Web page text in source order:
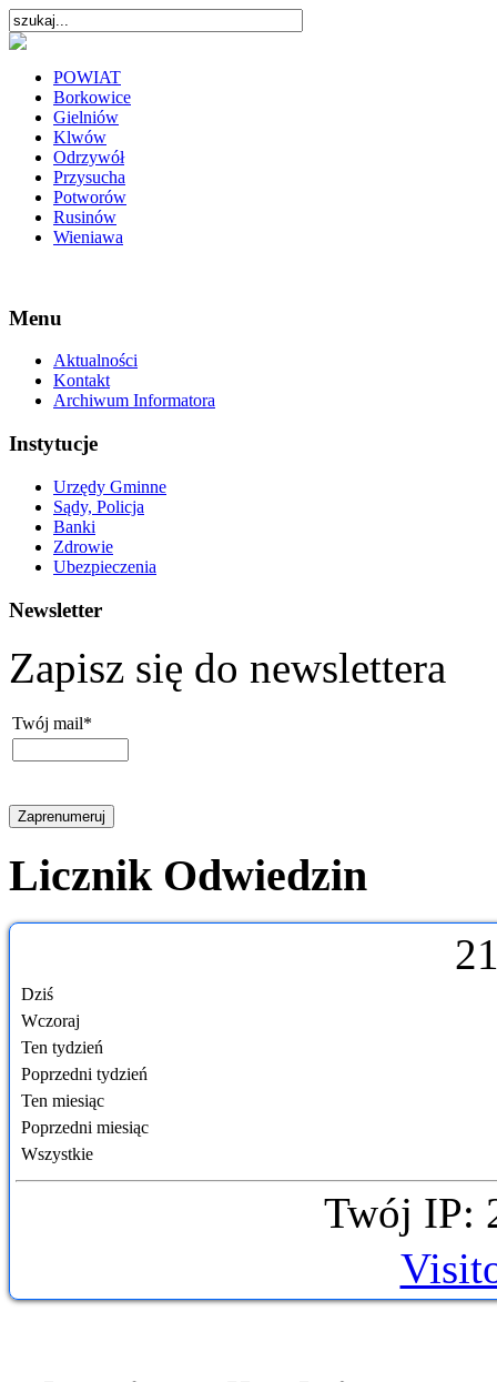
POWIAT
Borkowice
Gielniów
Klwów
Odrzywół
Przysucha
Potworów
Rusinów
Wieniawa
Menu
Aktualności
Kontakt
Archiwum Informatora
Instytucje
Urzędy Gminne
Sądy, Policja
Banki
Zdrowie
Ubezpieczenia
Newsletter
Zapisz się do newslettera
Twój mail*
Licznik Odwiedzin
2
Dziś
Wczoraj
Ten tydzień
Poprzedni tydzień
Ten miesiąc
Poprzedni miesiąc
Wszystkie
Twój IP: